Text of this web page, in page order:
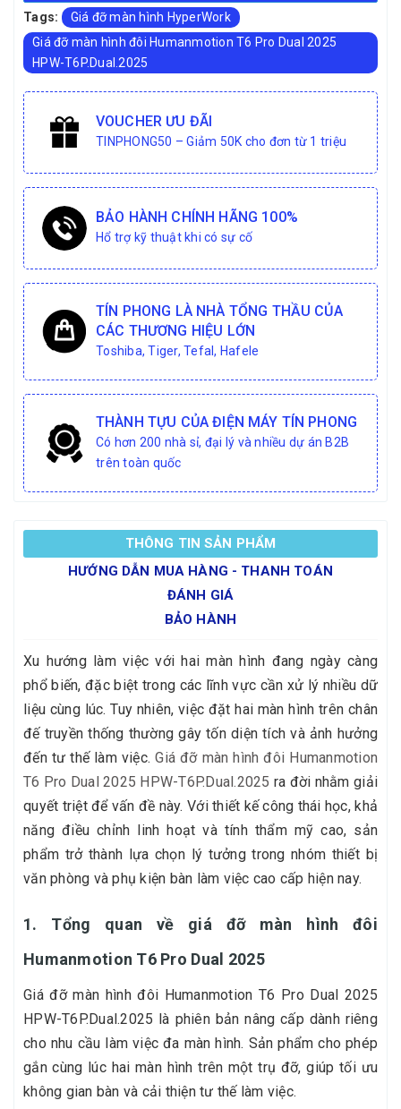
Tags:
Giá đỡ màn hình HyperWork
Giá đỡ màn hình đôi Humanmotion T6 Pro Dual 2025
HPW-T6P.Dual.2025
VOUCHER ƯU ĐÃI
TINPHONG50 – Giảm 50K cho đơn từ 1 triệu
BẢO HÀNH CHÍNH HÃNG 100%
Hổ trợ kỹ thuật khi có sự cố
TÍN PHONG LÀ NHÀ TỔNG THẦU CỦA
CÁC THƯƠNG HIỆU LỚN
Toshiba, Tiger, Tefal, Hafele
THÀNH TỰU CỦA ĐIỆN MÁY TÍN PHONG
Có hơn 200 nhà sỉ, đại lý và nhiều dự án B2B
trên toàn quốc
THÔNG TIN SẢN PHẨM
HƯỚNG DẪN MUA HÀNG - THANH TOÁN
ĐÁNH GIÁ
BẢO HÀNH
Xu hướng làm việc với hai màn hình đang ngày càng
phổ biến, đặc biệt trong các lĩnh vực cần xử lý nhiều dữ
liệu cùng lúc. Tuy nhiên, việc đặt hai màn hình trên chân
đế truyền thống thường gây tốn diện tích và ảnh hưởng
đến tư thế làm việc.Giá đỡ màn hình đôi Humanmotion
T6 Pro Dual 2025 HPW-T6P.Dual.2025 ra đời nhằm giải
quyết triệt để vấn đề này. Với thiết kế công thái học, khả
năng điều chỉnh linh hoạt và tính thẩm mỹ cao, sản
phẩm trở thành lựa chọn lý tưởng trong nhóm thiết bị
văn phòng và phụ kiện bàn làm việc cao cấp hiện nay.
1. Tổng quan về giá đỡ màn hình đôi
Humanmotion T6 Pro Dual 2025
Giá đỡ màn hình đôi Humanmotion T6 Pro Dual 2025
HPW-T6P.Dual.2025 là phiên bản nâng cấp dành riêng
cho nhu cầu làm việc đa màn hình. Sản phẩm cho phép
gắn cùng lúc hai màn hình trên một trụ đỡ, giúp tối ưu
không gian bàn và cải thiện tư thế làm việc.